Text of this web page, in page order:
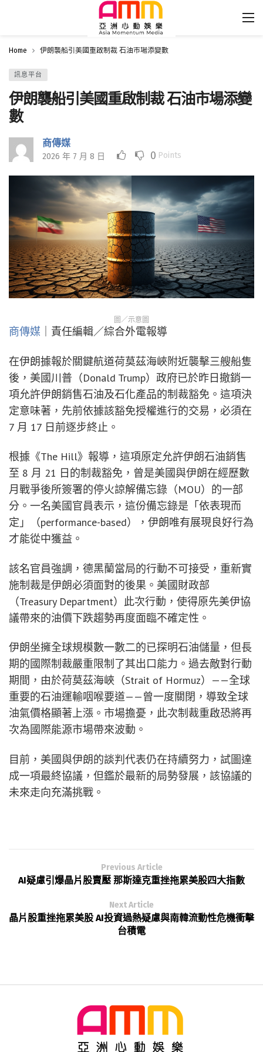
Home 伊朗襲船引美國重啟制裁 石油市場添變數
訊息平台
伊朗襲船引美國重啟制裁 石油市場添變
數
商傳媒
2026 年 7 月 8 日 0 Points
圖／示意圖
商傳媒 ｜責任編輯／綜合外電報導
在伊朗據報於關鍵航道荷莫茲海峽附近襲擊三艘船隻
後，美國川普（Donald Trump）政府已於昨日撤銷一
項允許伊朗銷售石油及石化產品的制裁豁免。這項決
定意味著，先前依據該豁免授權進行的交易，必須在
7 月 17 日前逐步終止。
根據《The Hill》報導，這項原定允許伊朗石油銷售
至 8 月 21 日的制裁豁免，曾是美國與伊朗在經歷數
月戰爭後所簽署的停火諒解備忘錄（MOU）的一部
分。一名美國官員表示，這份備忘錄是「依表現而
定」（performance-based），伊朗唯有展現良好行為
才能從中獲益。
該名官員強調，德黑蘭當局的行動不可接受，重新實
施制裁是伊朗必須面對的後果。美國財政部
（Treasury Department）此次行動，使得原先美伊協
議帶來的油價下跌趨勢再度面臨不確定性。
伊朗坐擁全球規模數一數二的已探明石油儲量，但長
期的國際制裁嚴重限制了其出口能力。過去敵對行動
期間，由於荷莫茲海峽（Strait of Hormuz）——全球
重要的石油運輸咽喉要道——曾一度關閉，導致全球
油氣價格顯著上漲。市場擔憂，此次制裁重啟恐將再
次為國際能源市場帶來波動。
目前，美國與伊朗的談判代表仍在持續努力，試圖達
成一項最終協議，但鑑於最新的局勢發展，該協議的
未來走向充滿挑戰。
Previous Article
AI疑慮引爆晶片股賣壓 那斯達克重挫拖累美股四大指數
Next Article
晶片股重挫拖累美股 AI投資過熱疑慮與南韓流動性危機衝擊
台積電